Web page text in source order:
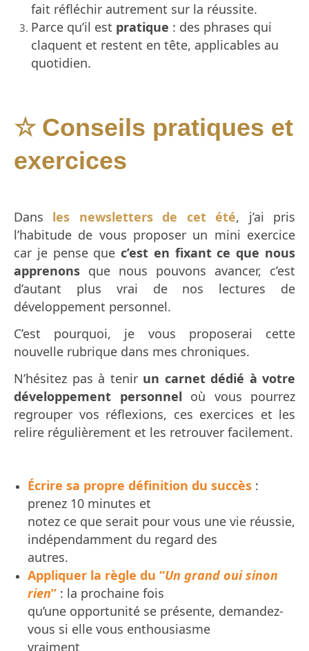
fait réfléchir autrement sur la réussite.
Parce qu’il est pratique : des phrases qui
claquent et restent en tête, applicables au
quotidien.
☆ Conseils pratiques et
exercices
Dans les newsletters de cet été, j’ai pris
l’habitude de vous proposer un mini exercice
car je pense que c’est en fixant ce que nous
apprenons que nous pouvons avancer, c’est
d’autant plus vrai de nos lectures de
développement personnel.
C’est pourquoi, je vous proposerai cette
nouvelle rubrique dans mes chroniques.
N’hésitez pas à tenir un carnet dédié à votre
développement personnel où vous pourrez
regrouper vos réflexions, ces exercices et les
relire régulièrement et les retrouver facilement.
Écrire sa propre définition du succès :
prenez 10 minutes et
notez ce que serait pour vous une vie réussie,
indépendamment du regard des
autres.
Appliquer la règle du “Un grand oui sinon
rien” : la prochaine fois
qu’une opportunité se présente, demandez-
vous si elle vous enthousiasme
vraiment